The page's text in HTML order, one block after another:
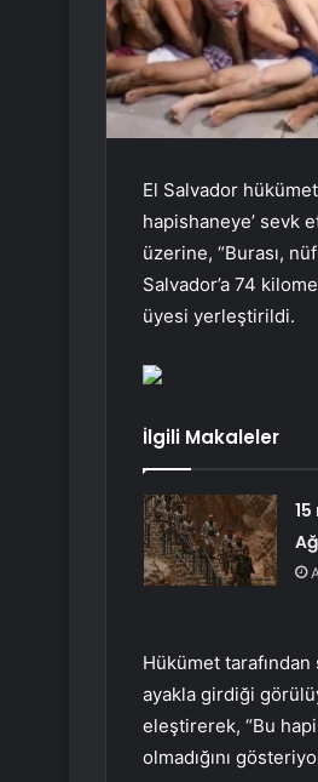
El Salvador
hapishaneye’ sevk
üzerine, “Burası,
Salvador’a 74
üyesi yerleştirildi.
İlgili Makaleler
Hükümet
ayakla girdiği
eleştirerek, “Bu
olmadığını